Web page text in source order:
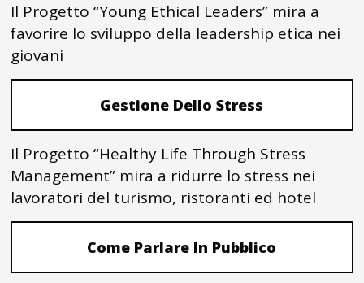
Il Progetto “Young Ethical Leaders” mira a
favorire lo sviluppo della leadership etica nei
giovani
Gestione Dello Stress
Il Progetto “Healthy Life Through Stress
Management” mira a ridurre lo stress nei
lavoratori del turismo, ristoranti ed hotel
Come Parlare In Pubblico